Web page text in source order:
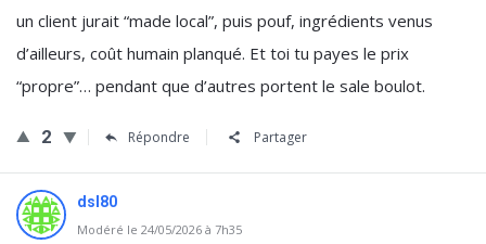
un client jurait “made local”, puis pouf, ingrédients venus
d’ailleurs, coût humain planqué. Et toi tu payes le prix
“propre”… pendant que d’autres portent le sale boulot.
2 Répondre Partager
dsl80
Modéré le 24/05/2026 à 7h35